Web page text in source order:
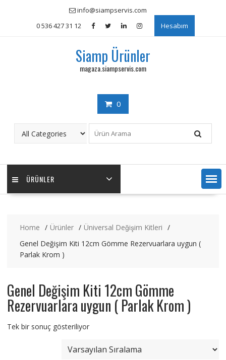
info@siampservis.com
0 536 427 31 12
Hesabım
Siamp Ürünler
magaza.siampservis.com
0
ÜRÜNLER
Home Ürünler
Üniversal Değişim Kitleri
Genel Değişim Kiti 12cm Gömme Rezervuarlara uygun (
Parlak Krom )
Genel Değişim Kiti 12cm Gömme
Rezervuarlara uygun ( Parlak Krom )
Tek bir sonuç gösteriliyor